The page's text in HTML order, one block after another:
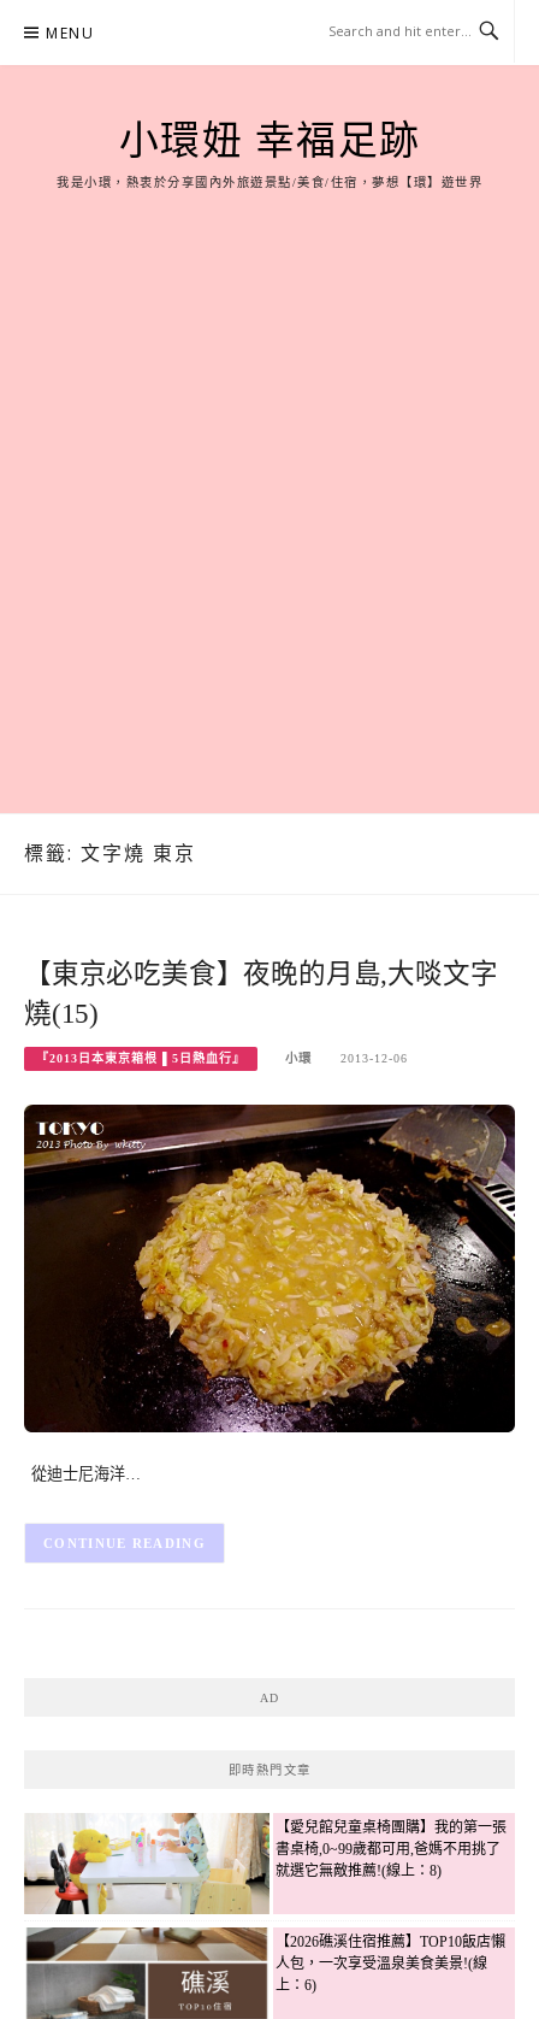
content
MENU
小環妞 幸福足跡
我是小環，熱衷於分享國內外旅遊景點/美食/住宿，夢想【環】遊世界
標籤: 文字燒 東京
【東京必吃美食】夜晚的月島,大啖文字
燒(15)
『2013日本東京箱根 ▌5日熱血行』 小環 2013-12-06
從迪士尼海洋…
CONTINUE READING
AD
即時熱門文章
【愛兒館兒童桌椅團購】我的第一張
書桌椅,0~99歲都可用,爸媽不用挑了
就選它無敵推薦!(線上：8)
【2026礁溪住宿推薦】TOP10飯店懶
人包，一次享受溫泉美食美景!(線
上：6)